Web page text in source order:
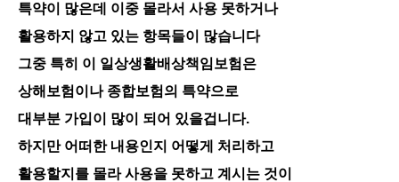
특약이 많은데 이중 몰라서 사용 못하거나
활용하지 않고 있는 항목들이 많습니다
그중 특히 이 일상생활배상책임보험은
상해보험이나 종합보험의 특약으로
대부분 가입이 많이 되어 있을겁니다.
하지만 어떠한 내용인지 어떻게 처리하고
활용할지를 몰라 사용을 못하고 계시는 것이